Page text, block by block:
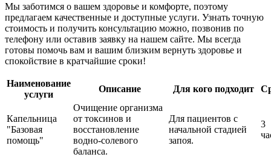
Мы заботимся о вашем здоровье и комфорте, поэтому
предлагаем качественные и доступные услуги. Узнать точную
стоимость и получить консультацию можно, позвонив по
телефону или оставив заявку на нашем сайте. Мы всегда
готовы помочь вам и вашим близким вернуть здоровье и
спокойствие в кратчайшие сроки!
Наименование
услуги
Описание Для кого подходит
Капельница
"Базовая
помощь"
Очищение организма
от токсинов и
восстановление
водно-солевого
баланса.
Для пациентов с
начальной стадией
запоя.
3